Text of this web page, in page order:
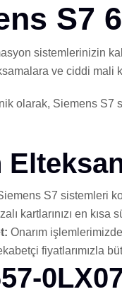
S7
sistemlerinizin
ve ciddi mali
olarak, Siemens S7
S7 sistemleri
kartlarınızı en
Onarım
fiyatlarımızla